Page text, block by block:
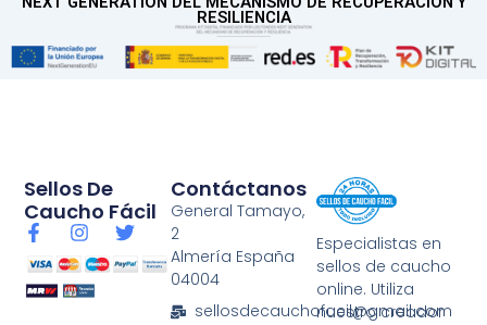
RESILIENCIA
Especialistas en
sellos de caucho
online. Utiliza
nuestro creador
Contáctanos
General Tamayo,
2
Almería España
04004
sellosdecauchofacil@gmail.com
Sellos De
Caucho Fácil
F
a
c
e
I
s
t
T
i